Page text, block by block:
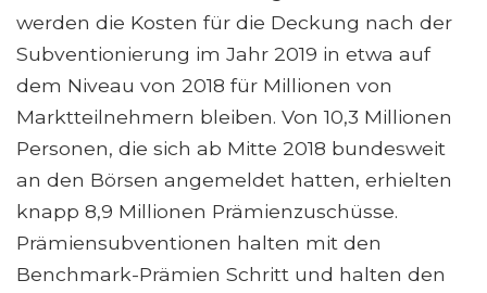
werden die Kosten für die Deckung nach der
Subventionierung im Jahr 2019 in etwa auf
dem Niveau von 2018 für Millionen von
Marktteilnehmern bleiben. Von 10,3 Millionen
Personen, die sich ab Mitte 2018 bundesweit
an den Börsen angemeldet hatten, erhielten
knapp 8,9 Millionen Prämienzuschüsse.
Prämiensubventionen halten mit den
Benchmark-Prämien Schritt und halten den